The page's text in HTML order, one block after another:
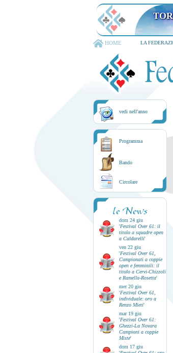
HOME LA
vedi nell'anno
Programma
Bando
Circolare
le News
dom 24 giu
'Festival Over 61: il
titolo a squadre open
a Caldarelli'
ven 22 giu
'Festival Over 61,
Campionati a coppie
open e femminili: il
titolo a Cervi-Chizzoli
e Ramella-Rosetta'
mer 20 giu
'Festival Over 61,
individuale: oro a
Renzo Mieti'
mar 19 giu
'Festival Over 61:
Ghezzi-La Novara
Campioni a coppie
Miste'
dom 17 giu